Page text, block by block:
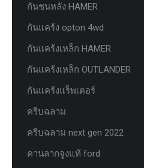
กันชนหลัง HAMER
กันแคร้ง opton 4wd
กันแคร้งเหล็ก HAMER
กันแคร้งเหล็ก OUTLANDER
กันแคร้งแร็พเตอร์
ครีบฉลาม
ครีบฉลาม next gen 2022
คานลากจูงแท้ ford